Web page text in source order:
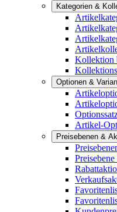
Kategorien &
Kollektion
Optionen &
Artikel-
Preisebenen &